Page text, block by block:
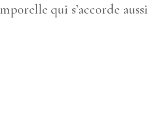
qui s’accorde aussi